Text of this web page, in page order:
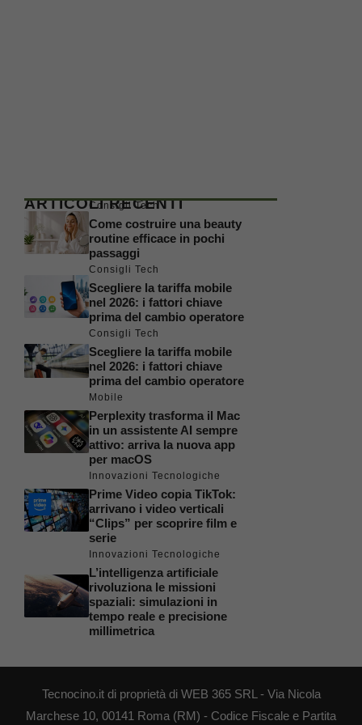
ARTICOLI RECENTI
Consigli Tech
Come costruire una beauty
routine efficace in pochi
passaggi
Consigli Tech
Scegliere la tariffa mobile
nel 2026: i fattori chiave
prima del cambio operatore
Consigli Tech
Scegliere la tariffa mobile
nel 2026: i fattori chiave
prima del cambio operatore
Mobile
Perplexity trasforma il Mac
in un assistente AI sempre
attivo: arriva la nuova app
per macOS
Innovazioni Tecnologiche
Prime Video copia TikTok:
arrivano i video verticali
“Clips” per scoprire film e
serie
Innovazioni Tecnologiche
L’intelligenza artificiale
rivoluziona le missioni
spaziali: simulazioni in
tempo reale e precisione
millimetrica
Tecnocino.it di proprietà di WEB 365 SRL - Via Nicola
Marchese 10, 00141 Roma (RM) - Codice Fiscale e Partita